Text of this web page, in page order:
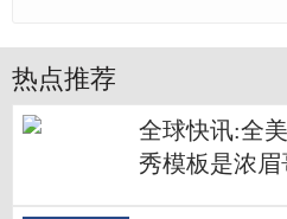
热点推荐
全球快讯:全
秀模板是浓眉